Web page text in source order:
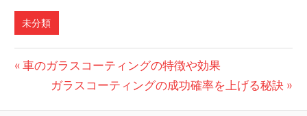
未分類
投
前
車のガラスコーティングの特徴や効果
次
ガラスコーティングの成功確率を上げる秘訣